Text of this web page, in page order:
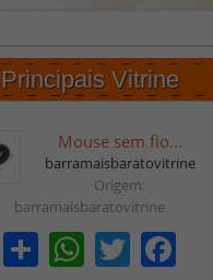
Principais Vitrine
Mouse sem fio...
barramaisbaratovitrine
Origem:
barramaisbaratovitrine
Share WhatsAppTwitter Facebook